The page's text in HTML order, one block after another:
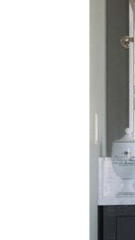
Address
S-131